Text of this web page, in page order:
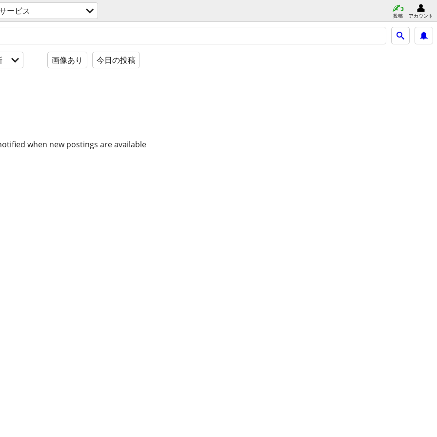
ービス 投稿 アカウント
画像あり 今日の投稿
when new postings are available